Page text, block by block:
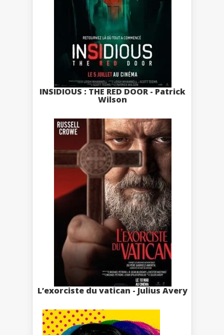
INSIDIOUS : THE RED DOOR - Patrick
Wilson
L’exorciste du vatican - Julius Avery